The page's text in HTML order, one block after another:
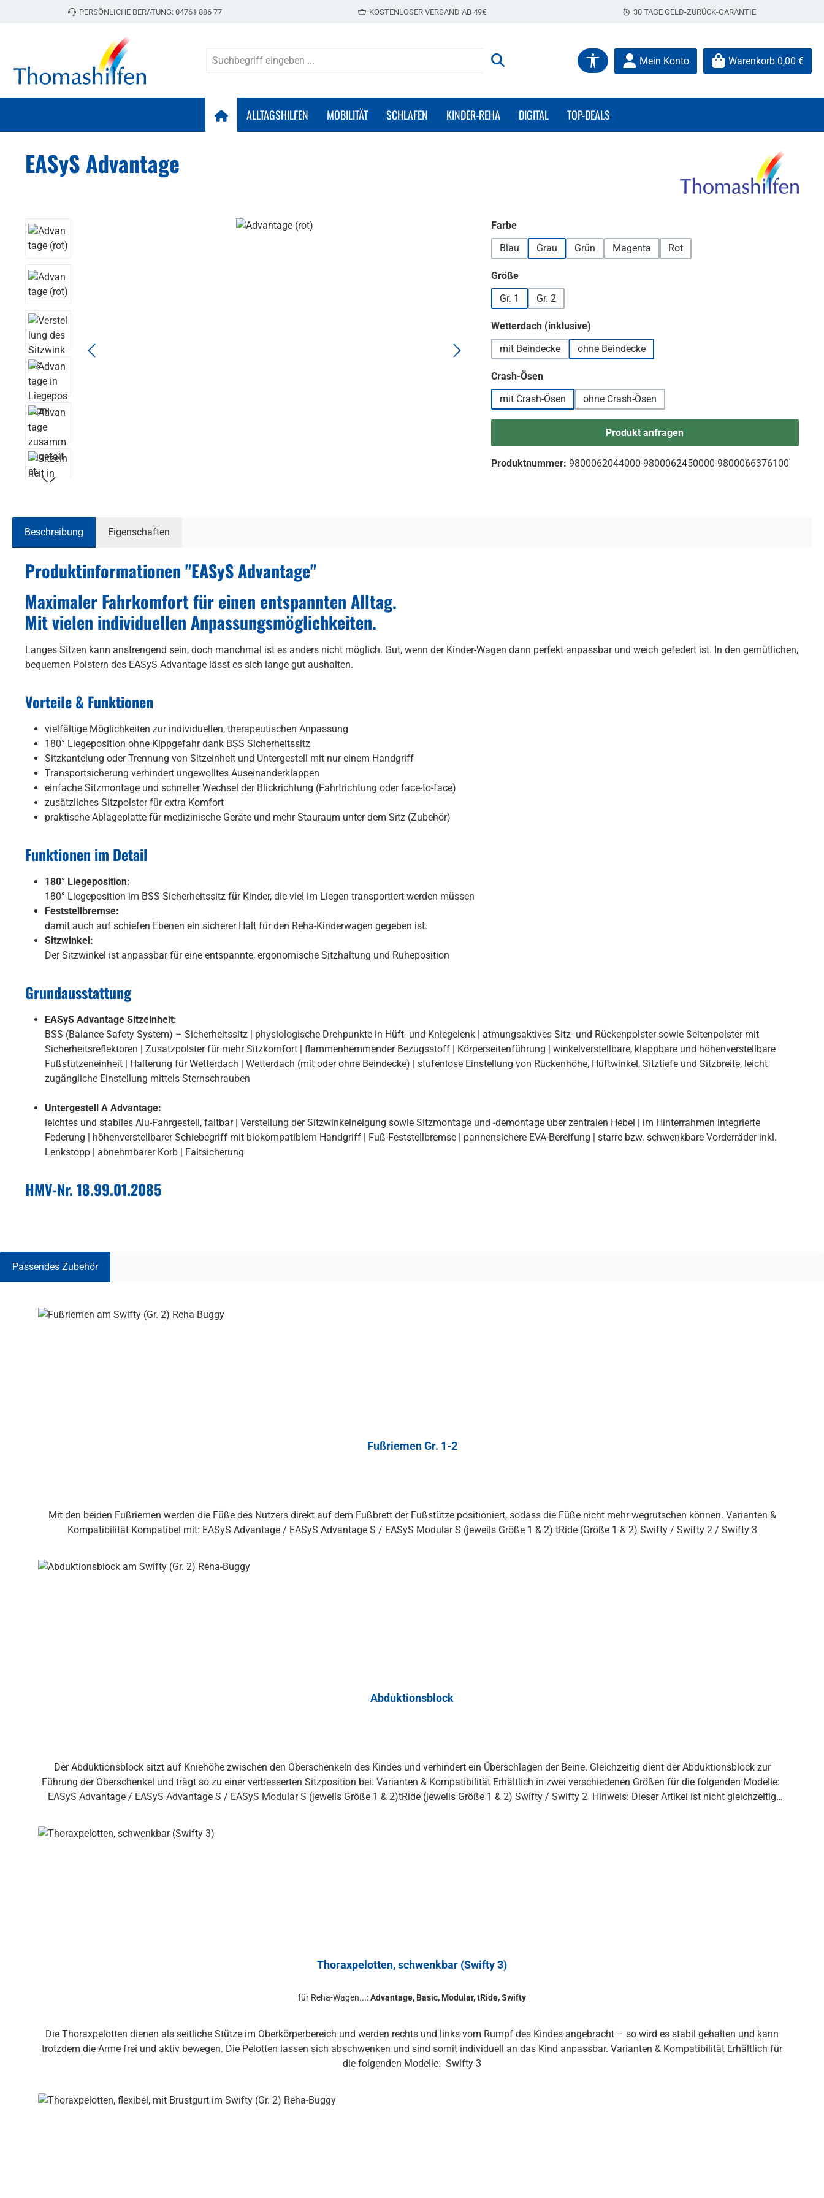
Hauptinhalt springen
Zur Suche springen
Zur Hauptnavigation springen
PERSÖNLICHE BERATUNG: 04761 886 77 KOSTENLOSER VERSAND AB 49€ 30 TAGE GELD-ZURÜCK-GARANTIE
Werkzeugleiste anzeigen
Mein Konto Warenkorb 0,00 €
ALLTAGSHILFEN MOBILITÄT SCHLAFEN KINDER-REHA DIGITAL TOP-DEALS
EASyS Advantage
Bildergalerie überspringen Farbeauswählen
Blau
Grau Grün Magenta Rot
Größeauswählen
Gr. 1
Gr. 2
Wetterdach (inklusive)auswählen
mit Beindecke
ohne Beindecke
Crash-Ösenauswählen
mit Crash-Ösen
ohne Crash-Ösen
Produkt anfragen
Produktnummer: 9800062044000-9800062450000-9800066376100
Beschreibung Eigenschaften
Produktinformationen "EASyS Advantage"
Maximaler Fahrkomfort für einen entspannten Alltag.
Mit vielen individuellen Anpassungsmöglichkeiten.
Langes Sitzen kann anstrengend sein, doch manchmal ist es anders nicht möglich. Gut, wenn der Kinder-Wagen dann perfekt anpassbar und weich gefedert ist. In den gemütlichen,
bequemen Polstern des EASyS Advantage lässt es sich lange gut aushalten.
Vorteile & Funktionen
vielfältige Möglichkeiten zur individuellen, therapeutischen Anpassung
180° Liegeposition ohne Kippgefahr dank BSS Sicherheitssitz
Sitzkantelung oder Trennung von Sitzeinheit und Untergestell mit nur einem Handgriff
Transportsicherung verhindert ungewolltes Auseinanderklappen
einfache Sitzmontage und schneller Wechsel der Blickrichtung (Fahrtrichtung oder face-to-face)
zusätzliches Sitzpolster für extra Komfort
praktische Ablageplatte für medizinische Geräte und mehr Stauraum unter dem Sitz (Zubehör)
Funktionen im Detail
180° Liegeposition:
180° Liegeposition im BSS Sicherheitssitz für Kinder, die viel im Liegen transportiert werden müssen
Feststellbremse:
damit auch auf schiefen Ebenen ein sicherer Halt für den Reha-Kinderwagen gegeben ist.
Sitzwinkel:
Der Sitzwinkel ist anpassbar für eine entspannte, ergonomische Sitzhaltung und Ruheposition
Grundausstattung
EASyS Advantage Sitzeinheit:
BSS (Balance Safety System) – Sicherheitssitz | physiologische Drehpunkte in Hüft- und Kniegelenk | atmungsaktives Sitz- und Rückenpolster sowie Seitenpolster mit
Sicherheitsreflektoren | Zusatzpolster für mehr Sitzkomfort | flammenhemmender Bezugsstoff | Körperseitenführung | winkelverstellbare, klappbare und höhenverstellbare
Fußstützeneinheit | Halterung für Wetterdach | Wetterdach (mit oder ohne Beindecke) | stufenlose Einstellung von Rückenhöhe, Hüftwinkel, Sitztiefe und Sitzbreite, leicht
zugängliche Einstellung mittels Sternschrauben
Untergestell A Advantage:
leichtes und stabiles Alu-Fahrgestell, faltbar | Verstellung der Sitzwinkelneigung sowie Sitzmontage und -demontage über zentralen Hebel | im Hinterrahmen integrierte
Federung | höhenverstellbarer Schiebegriff mit biokompatiblem Handgriff | Fuß-Feststellbremse | pannensichere EVA-Bereifung | starre bzw. schwenkbare Vorderräder inkl.
Lenkstopp | abnehmbarer Korb | Faltsicherung
HMV-Nr. 18.99.01.2085
Passendes Zubehör
Fußriemen Gr. 1-2
Mit den beiden Fußriemen werden die Füße des Nutzers direkt auf dem Fußbrett der Fußstütze positioniert, sodass die Füße nicht mehr wegrutschen können. Varianten &
Kompatibilität Kompatibel mit: EASyS Advantage / EASyS Advantage S / EASyS Modular S (jeweils Größe 1 & 2) tRide (Größe 1 & 2) Swifty / Swifty 2 / Swifty 3
Abduktionsblock
Der Abduktionsblock sitzt auf Kniehöhe zwischen den Oberschenkeln des Kindes und verhindert ein Überschlagen der Beine. Gleichzeitig dient der Abduktionsblock zur
Führung der Oberschenkel und trägt so zu einer verbesserten Sitzposition bei. Varianten & Kompatibilität Erhältlich in zwei verschiedenen Größen für die folgenden Modelle:
EASyS Advantage / EASyS Advantage S / EASyS Modular S (jeweils Größe 1 & 2)tRide (jeweils Größe 1 & 2) Swifty / Swifty 2 Hinweis: Dieser Artikel ist nicht gleichzeitig
Thoraxpelotten, schwenkbar (Swifty 3)
für Reha-Wagen...:Advantage, Basic, Modular, tRide, Swifty
Die Thoraxpelotten dienen als seitliche Stütze im Oberkörperbereich und werden rechts und links vom Rumpf des Kindes angebracht – so wird es stabil gehalten und kann
trotzdem die Arme frei und aktiv bewegen. Die Pelotten lassen sich abschwenken und sind somit individuell an das Kind anpassbar. Varianten & Kompatibilität Erhältlich für
die folgenden Modelle: Swifty 3